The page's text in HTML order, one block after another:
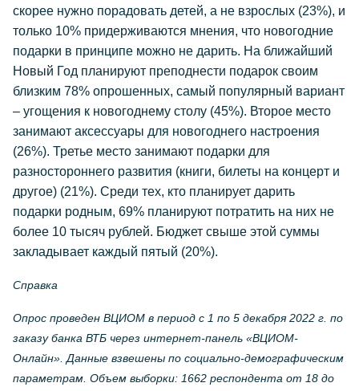
скорее нужно порадовать детей, а не взрослых (23%), и
только 10% придерживаются мнения, что новогодние
подарки в принципе можно не дарить. На ближайший
Новый Год планируют преподнести подарок своим
близким 78% опрошенных, самый популярный вариант
– угощения к новогоднему столу (45%). Второе место
занимают аксессуары для новогоднего настроения
(26%). Третье место занимают подарки для
разностороннего развития (книги, билеты на концерт и
другое) (21%). Среди тех, кто планирует дарить
подарки родным, 69% планируют потратить на них не
более 10 тысяч рублей. Бюджет свыше этой суммы
закладывает каждый пятый (20%).
Справка
Опрос проведен ВЦИОМ в период с 1 по 5 декабря 2022 г. по
заказу банка ВТБ через интернет-панель «ВЦИОМ-
Онлайн». Данные взвешены по социально-демографическим
параметрам. Объем выборки: 1662 респондента от 18 до